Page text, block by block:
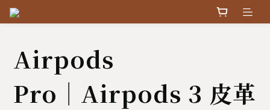
Airpods
Pro│Airpods 3 皮革